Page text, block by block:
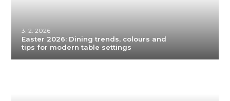
3. 2. 2026
Easter 2026: Dining trends, colours and
tips for modern table settings